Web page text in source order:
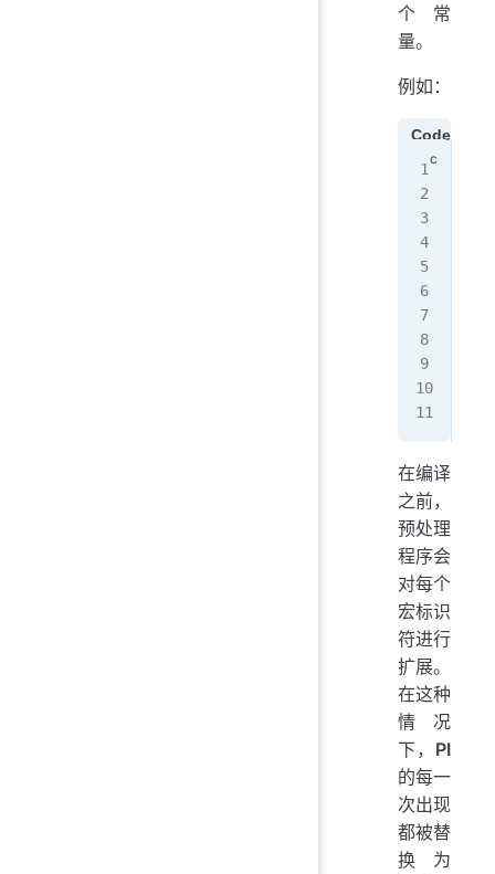
个常
量。
例如：
Code1
在编译
之前，
预处理
程序会
对每个
宏标识
符进行
扩展。
在这种
情况
下， PI
的每一
次出现
都被替
换为